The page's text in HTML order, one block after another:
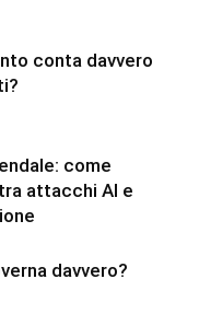
conta davvero
come
attacchi AI e
davvero?